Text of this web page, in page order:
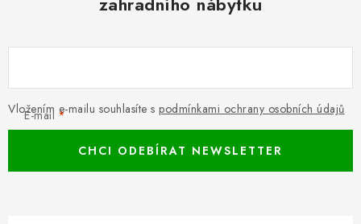
E-mail
Vložením e-mailu souhlasíte s podmínkami ochrany osobních údajů
CHCI ODEBÍRAT NEWSLETTER